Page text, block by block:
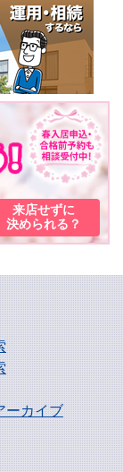
来店せずに
決められる？
ーカイブ